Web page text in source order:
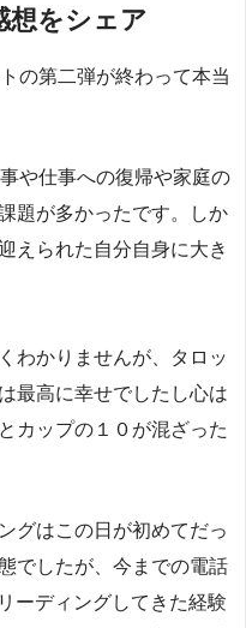
想をシェア
の第二弾が終わって本当
や仕事への復帰や家庭の
題が多かったです。しか
えられた自分自身に大き
わかりませんが、タロッ
最高に幸せでしたし心は
カップの１０が混ざった
グはこの日が初めてだっ
でしたが、今までの電話
ーディングしてきた経験